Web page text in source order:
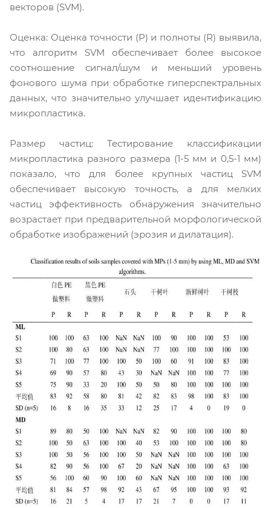
векторов (SVM).
Оценка: Оценка точности (P) и полноты (R) выявила,
что алгоритм SVM обеспечивает более высокое
соотношение сигнал/шум и меньший уровень
фонового шума при обработке гиперспектральных
данных, что значительно улучшает идентификацию
микропластика.
Размер частиц: Тестирование классификации
микропластика разного размера (1-5 мм и 0,5-1 мм)
показало, что для более крупных частиц SVM
обеспечивает высокую точность, а для мелких
частиц эффективность обнаружения значительно
возрастает при предварительной морфологической
обработке изображений (эрозия и дилатация).